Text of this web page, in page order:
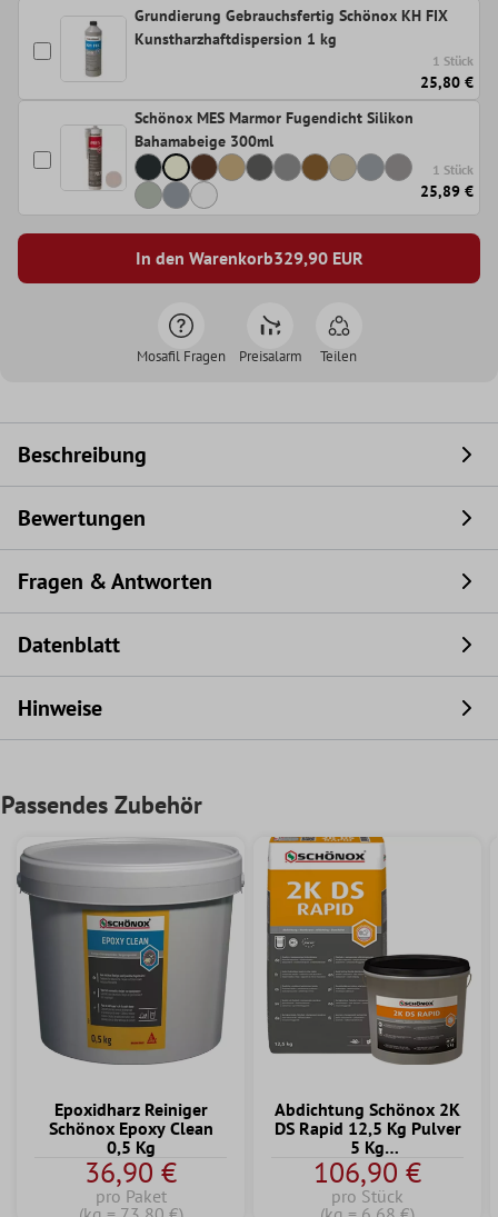
Grundierung Gebrauchsfertig Schönox KH FIX
Kunstharzhaftdispersion 1 kg
1 Stück
25,80 €
Schönox MES Marmor Fugendicht Silikon
Bahamabeige 300ml
1 Stück
25,89 €
In den Warenkorb329,90EUR
Mosafil Fragen Preisalarm Teilen
Beschreibung
Bewertungen
Fragen & Antworten
Datenblatt
Hinweise
Passendes Zubehör
Epoxidharz Reiniger
Schönox Epoxy Clean
0,5 Kg
36,90 €
pro Paket
Abdichtung Schönox 2K
DS Rapid 12,5 Kg Pulver
5 Kg
Dispersionskomponente
106,90 €
pro Stück